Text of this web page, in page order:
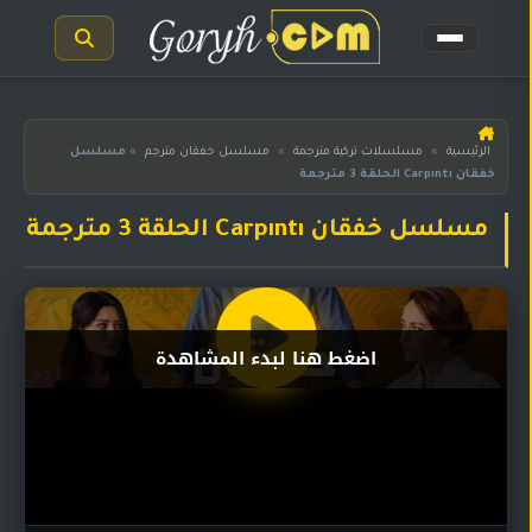
الرئيسية
مسلسلات
المترجمة
هندية
مدبلجة
مسلسلات
مسلسلات
الرئيسية » مسلسلات تركية مترجمة » مسلسل خفقان مترجم » مسلسل
خفقان Carpıntı الحلقة 3 مترجمة
مسلسل خفقان Carpıntı الحلقة 3 مترجمة
اضغط هنا لبدء المشاهدة